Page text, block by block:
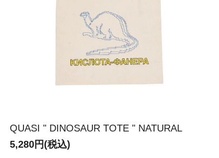
QUASI " DINOSAUR TOTE " NATURAL
5,280円(税込)